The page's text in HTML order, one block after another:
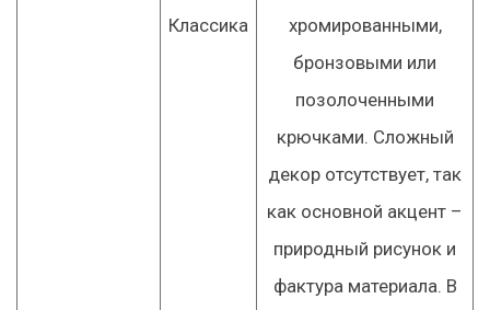
Классика
хромированными,
бронзовыми или
позолоченными
крючками. Сложный
декор отсутствует, так
как основной акцент –
природный рисунок и
фактура материала. В